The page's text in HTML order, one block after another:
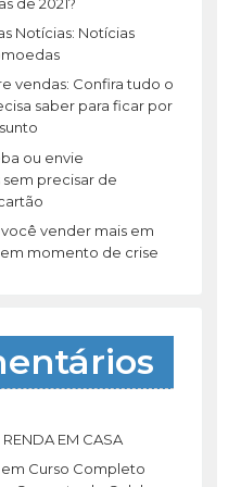
Notícias: Notícias
vendas: Confira tudo o
saber para ficar por
ou envie
precisar de
você vender mais em
momento de crise
RENDA EM CASA
Curso Completo